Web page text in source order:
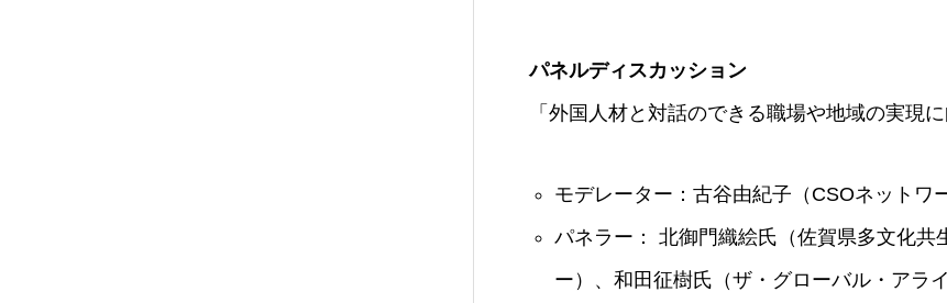
パネルディスカッション
「外国人材と対話のできる職場や地域の実現に
モデレーター：古谷由紀子（CSOネットワ
パネラー： 北御門織絵氏（佐賀県多文化共
ー）、和田征樹氏（ザ・グローバル・アラ